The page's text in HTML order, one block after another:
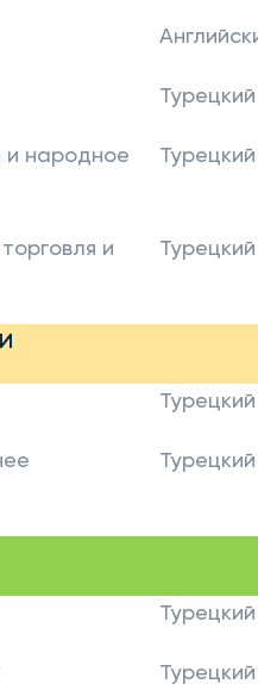
Турецкий
и народное
Турецкий
и
Турецкий
Турецкий
Турецкий
Турецкий
Турецкий